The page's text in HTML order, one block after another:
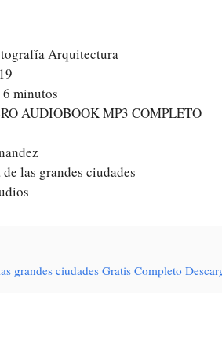
Arquitectura
minutos
AUDIOBOOK MP3 COMPLETO
las grandes ciudades
grandes ciudades Gratis Completo